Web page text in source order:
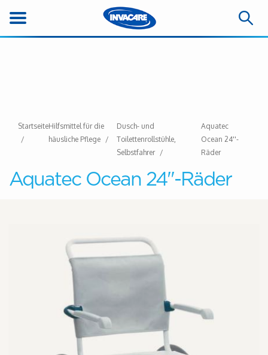
StartseiteHilfsmittel für die
häusliche Pflege
Dusch- und
Toilettenrollstühle,
Selbstfahrer
Aquatec
Ocean 24''-
Räder
Aquatec Ocean 24''-Räder